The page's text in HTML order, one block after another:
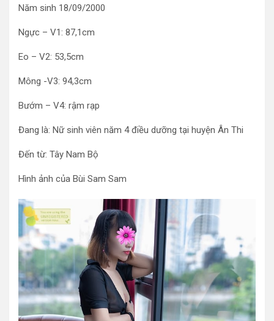
Năm sinh 18/09/2000
Ngực – V1: 87,1cm
Eo – V2: 53,5cm
Mông -V3: 94,3cm
Bướm – V4: rậm rạp
Đang là: Nữ sinh viên năm 4 điều dưỡng tại huyện Ân Thi
Đến từ: Tây Nam Bộ
Hình ảnh của Bùi Sam Sam